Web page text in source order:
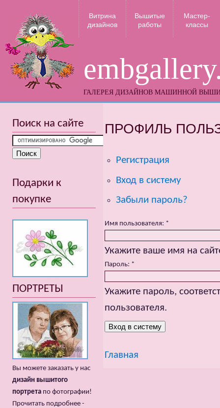
ГАЛЕРЕЯ ДИЗАЙНОВ МАШИННОЙ
Витрина
дизайнов
Вышитые
работы
Мастер-
классы
ПРОФИЛЬ
Регистрация
Вход в систему
Забыли пароль?
Имя пользователя: *
Укажите ваше имя на
Пароль: *
Укажите пароль,
пользователя.
Главная
Поиск на сайте
Подарки к
покупке
ПОРТРЕТЫ
Вы можете заказать у нас
дизайн вышитого
портрета по фотографии!
Прочитать подробнее -